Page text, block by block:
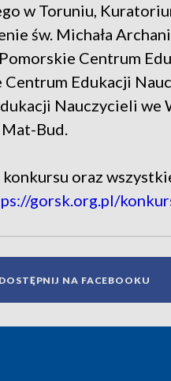
w Toruniu,
św. Michała
Centrum
Centrum Edukacji
Nauczycieli we
Bud.
konkursu oraz
gorsk.org.pl/
NA FACEBOOKU